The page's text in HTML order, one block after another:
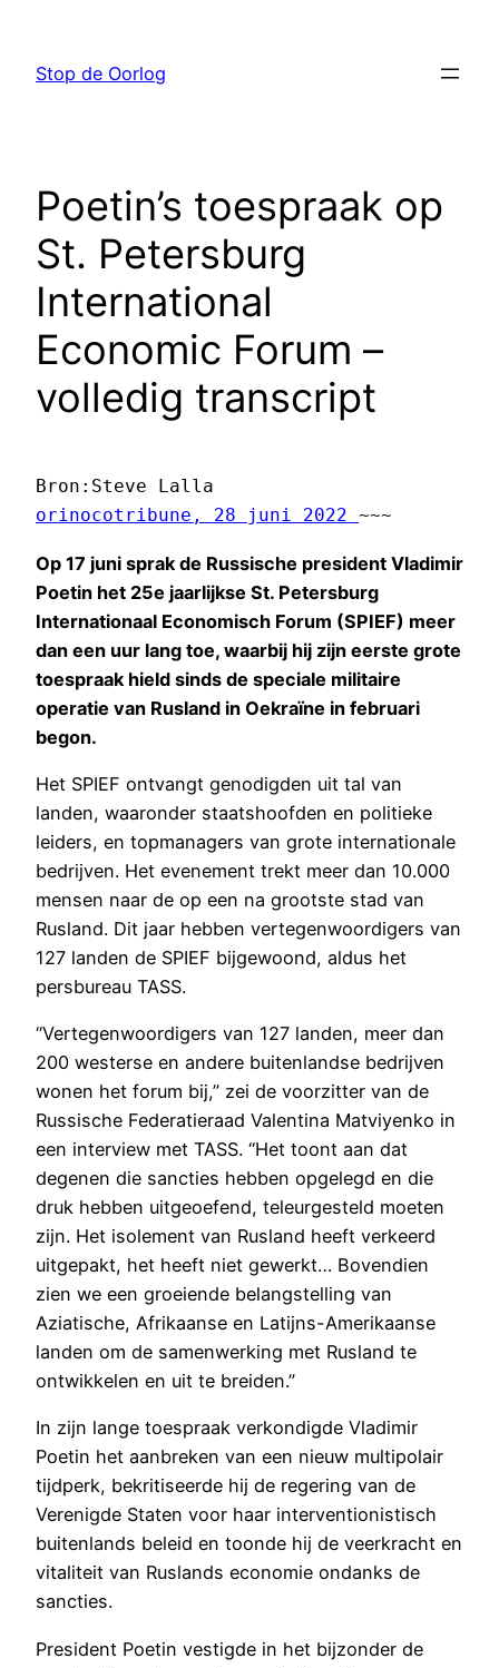
Stop de Oorlog
Poetin’s toespraak op
St. Petersburg
International
Economic Forum –
volledig transcript
orinocotribune, 28 juni 2022 ~~~
Op 17 juni sprak de Russische president Vladimir
Poetin het 25e jaarlijkse St. Petersburg
Internationaal Economisch Forum (SPIEF) meer
dan een uur lang toe, waarbij hij zijn eerste grote
toespraak hield sinds de speciale militaire
operatie van Rusland in Oekraïne in februari
begon.
Het SPIEF ontvangt genodigden uit tal van
landen, waaronder staatshoofden en politieke
leiders, en topmanagers van grote internationale
bedrijven. Het evenement trekt meer dan 10.000
mensen naar de op een na grootste stad van
Rusland. Dit jaar hebben vertegenwoordigers van
127 landen de SPIEF bijgewoond, aldus het
persbureau TASS.
“Vertegenwoordigers van 127 landen, meer dan
200 westerse en andere buitenlandse bedrijven
wonen het forum bij,” zei de voorzitter van de
Russische Federatieraad Valentina Matviyenko in
een interview met TASS. “Het toont aan dat
degenen die sancties hebben opgelegd en die
druk hebben uitgeoefend, teleurgesteld moeten
zijn. Het isolement van Rusland heeft verkeerd
uitgepakt, het heeft niet gewerkt… Bovendien
zien we een groeiende belangstelling van
Aziatische, Afrikaanse en Latijns-Amerikaanse
landen om de samenwerking met Rusland te
ontwikkelen en uit te breiden.”
In zijn lange toespraak verkondigde Vladimir
Poetin het aanbreken van een nieuw multipolair
tijdperk, bekritiseerde hij de regering van de
Verenigde Staten voor haar interventionistisch
buitenlands beleid en toonde hij de veerkracht en
vitaliteit van Ruslands economie ondanks de
sancties.
President Poetin vestigde in het bijzonder de